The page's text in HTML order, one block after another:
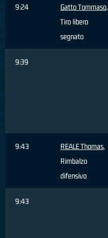
9:24 Gatto Tommaso,
Tiro libero
segnato
9:39
9:43 REALE Thomas,
Rimbalzo
difensivo
9:43